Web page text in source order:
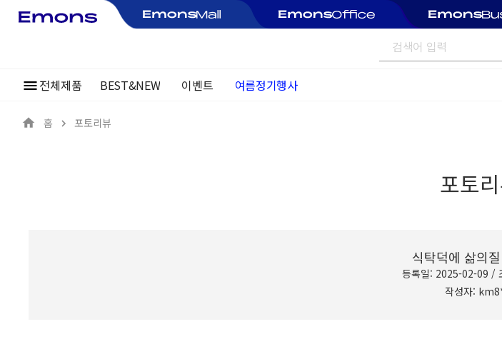
전체제품 BEST&NEW 이벤트
여름정기행사
홈 포토리뷰
포토
식탁덕에 삶의
등록일: 2025-02-09 /
작성자: